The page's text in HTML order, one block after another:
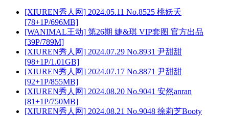
[XIUREN秀人网] 2024.05.11 No.8525 桃妖夭
[78+1P/696MB]
[WANIMAL王动] 第26期 婕&琪 VIP套图 官方出品
[39P/789M]
[XIUREN秀人网] 2024.07.29 No.8931 尹甜甜
[98+1P/1.01GB]
[XIUREN秀人网] 2024.07.17 No.8871 尹甜甜
[92+1P/855MB]
[XIUREN秀人网] 2024.08.20 No.9041 安然anran
[81+1P/750MB]
[XIUREN秀人网] 2024.08.21 No.9048 徐莉芝Booty